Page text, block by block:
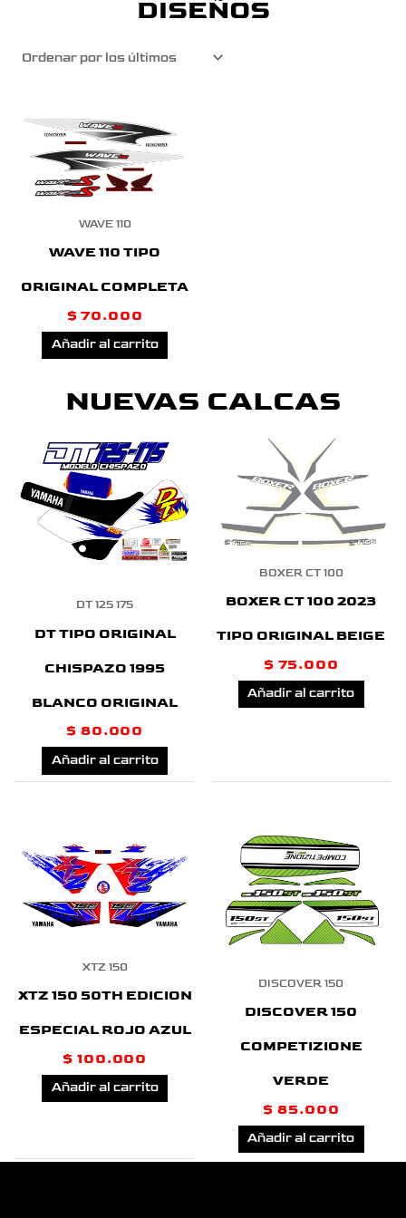
DISEÑOS
WAVE 110
WAVE 110 TIPO
ORIGINAL COMPLETA
$ 70.000
Añadir al carrito
NUEVAS CALCAS
DT 125 175
DT TIPO ORIGINAL
CHISPAZO 1995
BLANCO ORIGINAL
$ 80.000
Añadir al carrito
BOXER CT 100
BOXER CT 100 2023
TIPO ORIGINAL BEIGE
$ 75.000
Añadir al carrito
XTZ 150
XTZ 150 50TH EDICION
ESPECIAL ROJO AZUL
$ 100.000
Añadir al carrito
DISCOVER 150
DISCOVER 150
COMPETIZIONE
VERDE
$ 85.000
Añadir al carrito